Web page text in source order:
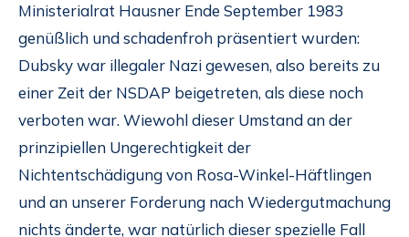
Ministerialrat Hausner Ende September 1983
genüßlich und schadenfroh präsentiert wurden:
Dubsky war illegaler Nazi gewesen, also bereits zu
einer Zeit der NSDAP beigetreten, als diese noch
verboten war. Wiewohl dieser Umstand an der
prinzipiellen Ungerechtigkeit der
Nichtentschädigung von Rosa-Winkel-Häftlingen
und an unserer Forderung nach Wiedergutmachung
nichts änderte, war natürlich dieser spezielle Fall